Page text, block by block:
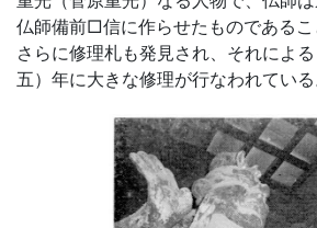
仏師備前□信に作らせたものである
さらに修理札も発見され、それによ
五）年に大きな修理が行なわれている